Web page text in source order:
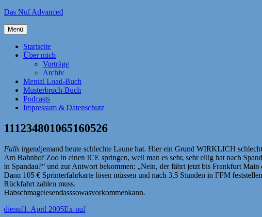
Zum
springen
Das Nuf Advanced
Menü
Startseite
Über mich
Vorträge
Archiv
Mental Load-Buch
Musterbruch-Buch
Podcasts
Impressum & Datenschutz
111234801065160526
Falls irgendjemand heute schlechte Laune hat. Hier ein Grund WIRKLICH
Am Bahnhof Zoo in einen ICE springen, weil man es sehr, sehr eilig hat nach
in Spandau?“ und zur Antwort bekommen: „Nein, der fährt jetzt bis Frankfurt Main
Dann 105 € Sprinterfahrkarte lösen müssen und nach 3,5 Stunden in FFM
Rückfahrt zahlen muss.
Habschmagelesendasssowasvorkommenkann.
Autor
dienufVeröffentlicht
1. April 2005Kategorien
Ex-nuf